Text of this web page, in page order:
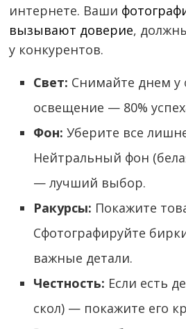
интернете. Ваши
вызывают доверие,
у конкурентов.
Свет: Снимайте днем у
освещение — 80%
Фон: Уберите все
Нейтральный фон
— лучший выбор.
Ракурсы: Покажите
Сфотографируйте
важные детали.
Честность: Если есть
скол) — покажите его